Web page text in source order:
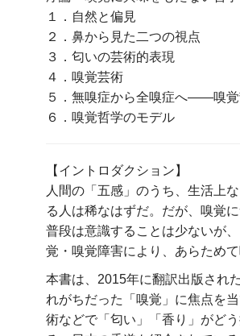
１．自然と偏見
２．鼻から見た二つの視点
３．匂いの芸術的表現
４．嗅覚芸術
５．無嗅症から全嗅症へ――嗅
６．嗅覚哲学のモデル
【イントロダクション】
人間の「五感」のうち、生活上
る人は稀なはずだ。だが、嗅覚
普段は意識することは少ないが
覚・嗅覚障害により、あらため
本書は、2015年に翻訳出版され
れがちだった「嗅覚」に焦点を
術などで「匂い」「香り」がど